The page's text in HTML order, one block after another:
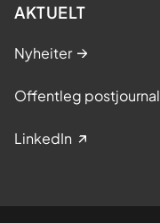
AKTUELT
Nyheiter
Offentleg postjournal
LinkedIn